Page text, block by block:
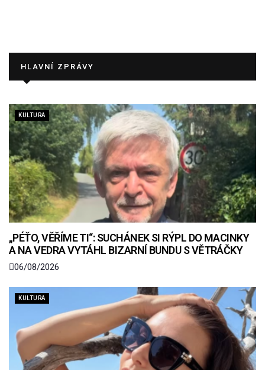
HLAVNÍ ZPRÁVY
KULTURA
„PÉŤO, VĚŘÍME TI“: SUCHÁNEK SI RÝPL DO MACINKY
A NA VEDRA VYTÁHL BIZARNÍ BUNDU S VĚTRÁČKY
06/08/2026
KULTURA